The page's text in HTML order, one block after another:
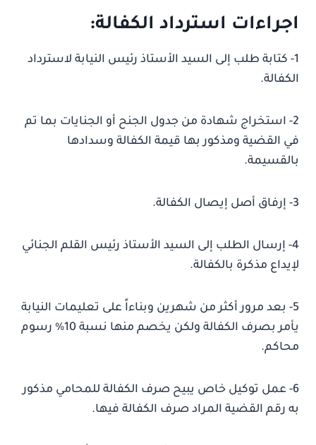
اجراءات استرداد الكفالة:
1- كتابة طلب إلى السيد الأستاذ رئيس النيابة لاسترداد
الكفالة.
2- استخراج شهادة من جدول الجنح أو الجنايات بما تم
في القضية ومذكور بها قيمة الكفالة وسدادها
بالقسيمة.
3- إرفاق أصل إيصال الكفالة.
4- إرسال الطلب إلى السيد الأستاذ رئيس القلم الجنائي
لإيداع مذكرة بالكفالة.
5- بعد مرور أكثر من شهرين وبناءاً على تعليمات النيابة
يأمر بصرف الكفالة ولكن يخصم منها نسبة 10% رسوم
محاكم.
6- عمل توكيل خاص يبيح صرف الكفالة للمحامي مذكور
به رقم القضية المراد صرف الكفالة فيها.